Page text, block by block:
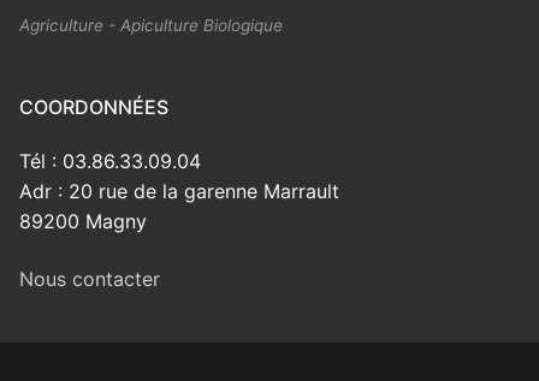
Agriculture - Apiculture Biologique
COORDONNÉES
Tél : 03.86.33.09.04
Adr : 20 rue de la garenne Marrault
89200 Magny
Nous contacter